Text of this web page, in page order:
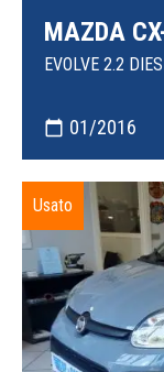
MAZDA
EVOLVE 2.2
calendar_today 01/2016
Usato